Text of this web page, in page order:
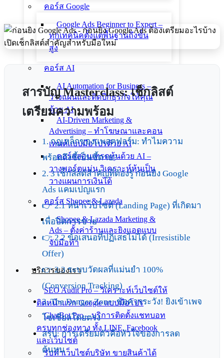
คอร์ส Google
Google Ads Beginner to Expert –
ทุกเทคนิคตั้งแต่พื้นฐานถึงขั้น
สูง
คอร์ส AI
AI Automation for Business –
วางแผนและติดปีกธุรกิจให้คุณ
ด้วย AI
AI-Driven Marketing &
Advertising – ทำโฆษณาและคอน
เทนต์แบบมือโปรด้วย AI
คอร์สสอนเทรดหุ้นด้วย AI –
วางพอร์ตแม่น วิเคราะห์หุ้นเป็น
วางแผนการเงินได้
คอร์ส Shopee & Lazada
Shopee & Lazada Marketing &
Ads – ตั้งค่าร้านและยิงแอดแบบ
จับมือทำ
บริการของเรา
SEO Audit Pro – วิเคราะห์เว็บไซต์ให้
ติดหน้าแรก Google แบบมือโปร
ChatBot Pro – บริการติดตั้งแชทบอท
ครบทุกช่องทาง ทั้ง LINE, Facebook
และเว็บไซต์
รับทำเว็บไซต์บริษัท ขายสินค้าได้
สารบัญ Masterclass: เช็กลิสต์
เตรียมความพร้อม
1. กฎเหล็กของแพลตฟอร์ม: ทำไมความ
พร้อมถึงชี้เป็นชี้ตาย?
2. 3 เช็กลิสต์สำคัญที่ต้องรู้ ก่อนยิง Google
Ads แคมเปญแรก
👉 2.1 หน้าเว็บไซต์ (Landing Page) ที่เกิดมา
เพื่อปิดการขาย
👉 2.2 ข้อเสนอที่ปฏิเสธไม่ได้ (Irresistible
Offer)
👉 2.3 ระบบวัดผลที่แม่นยำ 100%
(Conversion Tracking)
3. The Danger Zone: ข้อควรระวัง! ยิงเข้าเพจ
โซเชียลโดยตรง
สรุป: การเตรียมตัวคือหัวใจของการลด
ต้นทุน